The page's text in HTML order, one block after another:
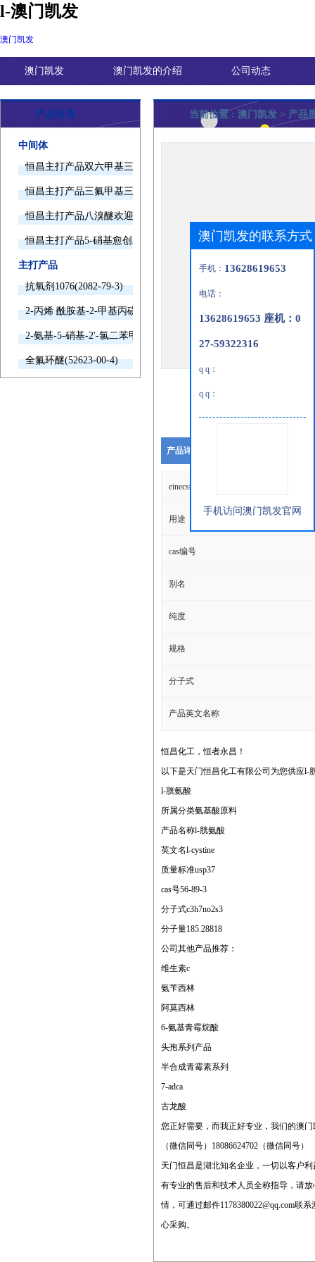
l-澳门凯发
澳门凯发
澳门凯发 澳门凯发的介绍 公司动态
产品目录
中间体
恒昌主打产品双六甲基三胺欢迎询价
恒昌主打产品三氟甲基三甲基硅烷欢迎询价
恒昌主打产品八溴醚欢迎询价
恒昌主打产品5-硝基愈创木酚钠欢迎询价
主打产品
抗氧剂1076(2082-79-3)
2-丙烯 酰胺基-2-甲基丙磺酸(15214-89-8)
2-氨基-5-硝基-2'-氯二苯甲酮(2011-66-7)
全氟环醚(52623-00-4)
当前位置 : 澳门凯发 > 产品
产品详细说明
einecs编号
用途
cas编号
别名
纯度
规格
分子式
产品英文名称
恒昌化工，恒者永昌！
以下是天门恒昌化工有限公司为您供应
l-胱氨酸
所属分类氨基酸原料
产品名称l-胱氨酸
英文名l-cystine
质量标准usp37
cas号56-89-3
分子式c3h7no2s3
分子量185.28818
公司其他产品推荐：
维生素c
氨苄西林
阿莫西林
6-氨基青霉烷酸
头孢系列产品
半合成青霉素系列
7-adca
古龙酸
您正好需要，而我正好专业，我们的澳
（微信同号）18086624702（微信同号）
天门恒昌是湖北知名企业，一切以客户
有专业的售后和技术人员全称指导，请
情，可通过邮件1178380022@qq.com联系
心采购。
澳门凯发的联系方式
手机： 13628619653
电话：
13628619653 座机：0
27-59322316
q q：
q q：
手机访问澳门凯发官网